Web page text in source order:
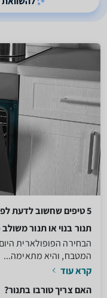
5 טיפים שחשוב לדעת לפני שקונים תנור אפייה
תנור בנוי או תנור משולב
הבחירה הפופולארית
המטבח, והיא מתאימה...
קרא עוד
האם צריך טורבו בתנור?